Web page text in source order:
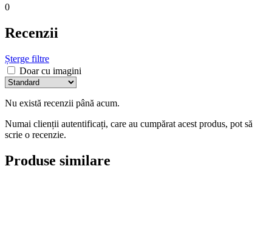
0
Recenzii
Șterge filtre
Doar cu imagini
Nu există recenzii până acum.
Numai clienții autentificați, care au cumpărat acest produs, pot să
scrie o recenzie.
Produse similare